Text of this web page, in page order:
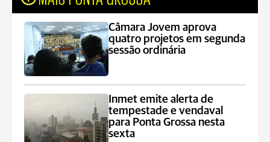
Câmara Jovem aprova
quatro projetos em segunda
sessão ordinária
Inmet emite alerta de
tempestade e vendaval
para Ponta Grossa nesta
sexta